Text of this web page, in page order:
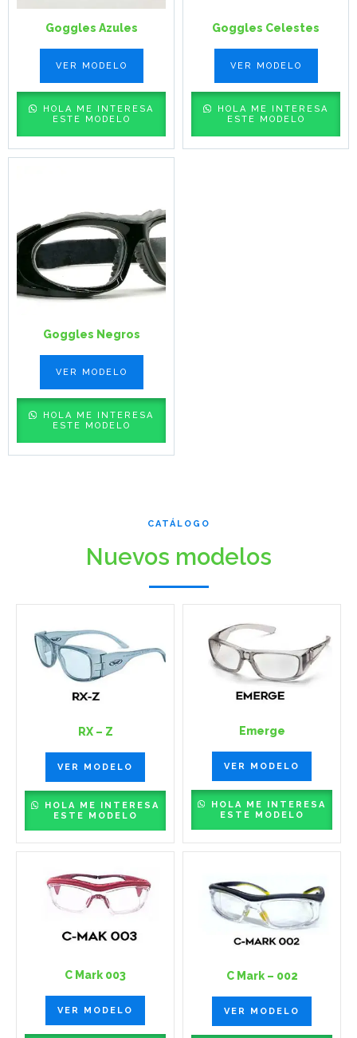
Goggles Azules
VER MODELO
HOLA ME INTERESA
ESTE MODELO
Goggles Celestes
VER MODELO
HOLA ME INTERESA
ESTE MODELO
Goggles Negros
VER MODELO
HOLA ME INTERESA
ESTE MODELO
CATÁLOGO
Nuevos modelos
RX – Z
VER MODELO
HOLA ME INTERESA
ESTE MODELO
Emerge
VER MODELO
HOLA ME INTERESA
ESTE MODELO
C Mark 003
VER MODELO
C Mark – 002
VER MODELO